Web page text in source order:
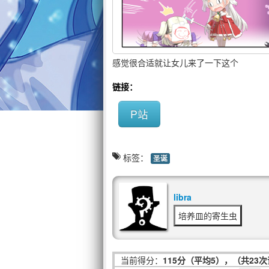
感觉很合适就让女儿来了一下这个
链接：
P站
标签： 圣诞
libra
培养皿的寄生虫
当前得分： 115分（平均5），（共23